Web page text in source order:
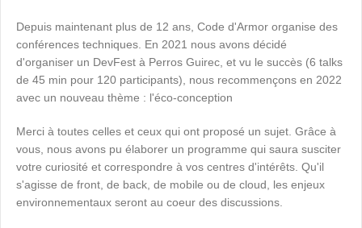
Depuis maintenant plus de 12 ans, Code d'Armor organise des
conférences techniques. En 2021 nous avons décidé
d'organiser un DevFest à Perros Guirec, et vu le succès (6 talks
de 45 min pour 120 participants), nous recommençons en 2022
avec un nouveau thème : l'éco-conception
Merci à toutes celles et ceux qui ont proposé un sujet. Grâce à
vous, nous avons pu élaborer un programme qui saura susciter
votre curiosité et correspondre à vos centres d'intérêts. Qu'il
s'agisse de front, de back, de mobile ou de cloud, les enjeux
environnementaux seront au coeur des discussions.